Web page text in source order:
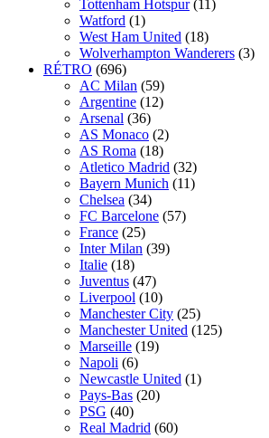
Tottenham Hotspur (11)
Watford (1)
West Ham United (18)
Wolverhampton Wanderers (3)
RÉTRO (696)
AC Milan (59)
Argentine (12)
Arsenal (36)
AS Monaco (2)
AS Roma (18)
Atletico Madrid (32)
Bayern Munich (11)
Chelsea (34)
FC Barcelone (57)
France (25)
Inter Milan (39)
Italie (18)
Juventus (47)
Liverpool (10)
Manchester City (25)
Manchester United (125)
Marseille (19)
Napoli (6)
Newcastle United (1)
Pays-Bas (20)
PSG (40)
Real Madrid (60)